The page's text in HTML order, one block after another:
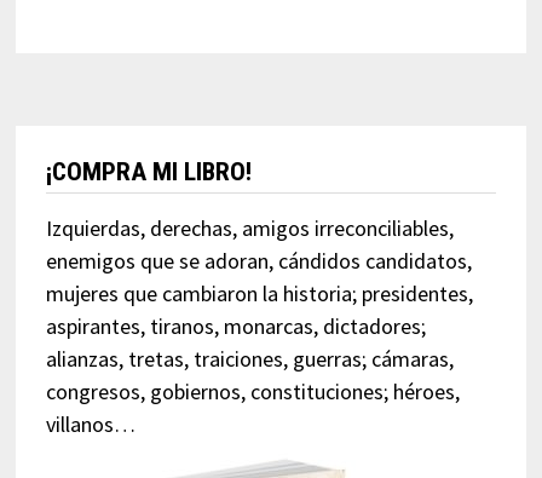
¡COMPRA MI LIBRO!
Izquierdas, derechas, amigos irreconciliables,
enemigos que se adoran, cándidos candidatos,
mujeres que cambiaron la historia; presidentes,
aspirantes, tiranos, monarcas, dictadores;
alianzas, tretas, traiciones, guerras; cámaras,
congresos, gobiernos, constituciones; héroes,
villanos…